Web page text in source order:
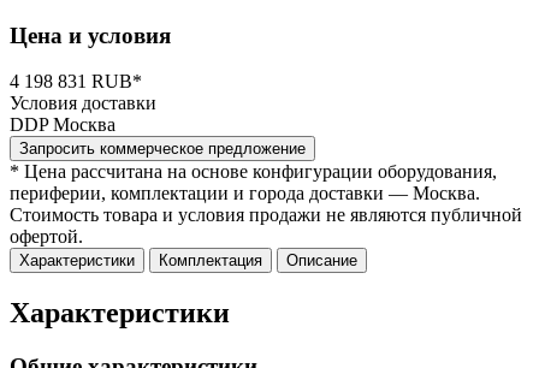
Цена и условия
4 198 831 RUB*
Условия доставки
DDP Москва
Запросить коммерческое предложение
* Цена рассчитана на основе конфигурации оборудования,
периферии, комплектации и города доставки — Москва.
Стоимость товара и условия продажи не являются публичной
офертой.
Характеристики Комплектация Описание
Характеристики